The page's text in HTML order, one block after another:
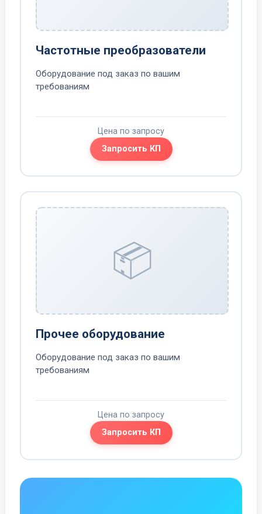
Частотные преобразователи
Оборудование под заказ по вашим
требованиям
Цена по запросу
Запросить КП
📦
Прочее оборудование
Оборудование под заказ по вашим
требованиям
Цена по запросу
Запросить КП